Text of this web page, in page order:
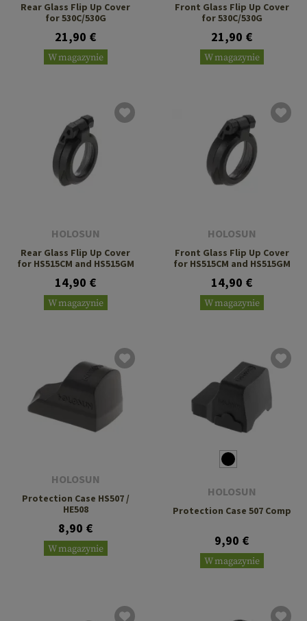
Rear Glass Flip Up Cover
for 530C/530G
21,90 €
W magazynie
Front Glass Flip Up Cover
for 530C/530G
21,90 €
W magazynie
HOLOSUN
Rear Glass Flip Up Cover
for HS515CM and HS515GM
14,90 €
W magazynie
HOLOSUN
Front Glass Flip Up Cover
for HS515CM and HS515GM
14,90 €
W magazynie
HOLOSUN
Protection Case HS507 /
HE508
8,90 €
W magazynie
HOLOSUN
Protection Case 507 Comp
9,90 €
W magazynie